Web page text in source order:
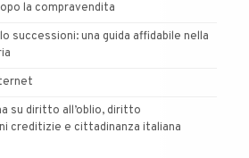
la compravendita
successioni: una guida affidabile nella
su diritto all’oblio, diritto
creditizie e cittadinanza italiana